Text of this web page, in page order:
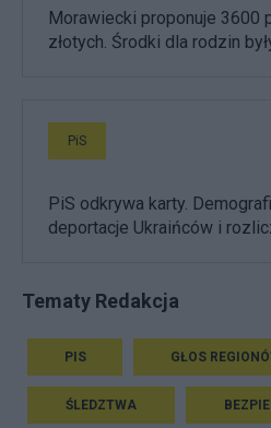
Morawiecki proponuje 3600
złotych. Środki dla rodzin
PiS
PiS odkrywa karty.
deportacje Ukraińców i
Tematy Redakcja
PIS GŁOS
ŚLEDZTWA